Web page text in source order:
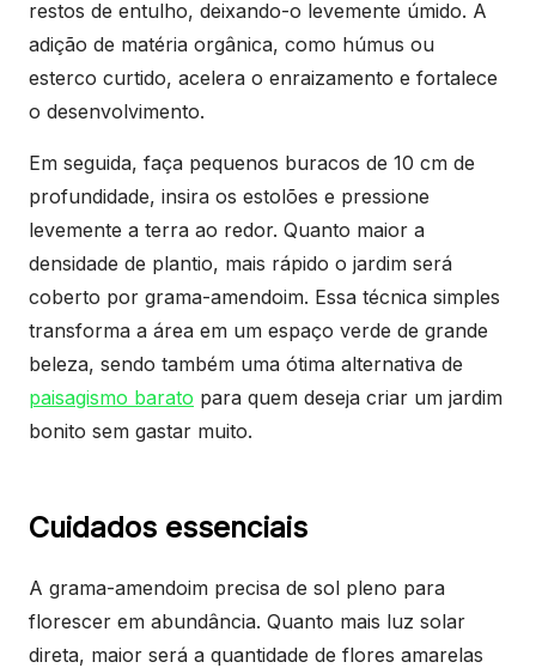
restos de entulho, deixando-o levemente úmido. A
adição de matéria orgânica, como húmus ou
esterco curtido, acelera o enraizamento e fortalece
o desenvolvimento.
Em seguida, faça pequenos buracos de 10 cm de
profundidade, insira os estolões e pressione
levemente a terra ao redor. Quanto maior a
densidade de plantio, mais rápido o jardim será
coberto por grama-amendoim. Essa técnica simples
transforma a área em um espaço verde de grande
beleza, sendo também uma ótima alternativa de
paisagismo barato para quem deseja criar um jardim
bonito sem gastar muito.
Cuidados essenciais
A grama-amendoim precisa de sol pleno para
florescer em abundância. Quanto mais luz solar
direta, maior será a quantidade de flores amarelas